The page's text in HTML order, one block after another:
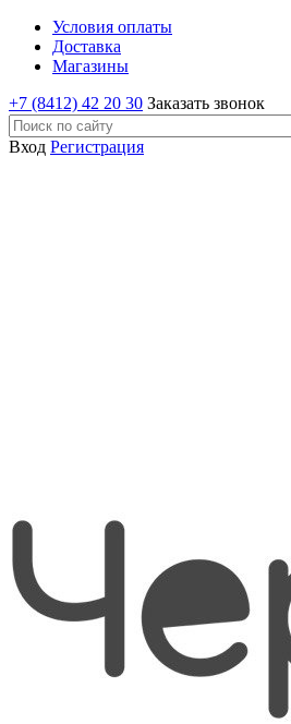
Условия оплаты
Доставка
Магазины
+7 (8412) 42 20 30 Заказать звонок
Вход Регистрация